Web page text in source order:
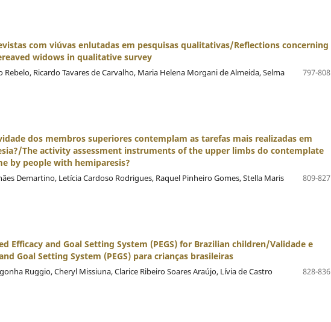
com viúvas enlutadas em pesquisas qualitativas/Reflections concerning
widows in qualitative survey
Rebelo, Ricardo Tavares de Carvalho, Maria Helena Morgani de Almeida, Selma
797-808
dos membros superiores contemplam as tarefas mais realizadas em
The activity assessment instruments of the upper limbs do contemplate
by people with hemiparesis?
Demartino, Letícia Cardoso Rodrigues, Raquel Pinheiro Gomes, Stella Maris
809-827
Efficacy and Goal Setting System (PEGS) for Brazilian children/Validade e
Goal Setting System (PEGS) para crianças brasileiras
Ruggio, Cheryl Missiuna, Clarice Ribeiro Soares Araújo, Lívia de Castro
828-836